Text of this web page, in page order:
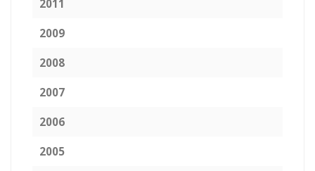
2011
2009
2008
2007
2006
2005